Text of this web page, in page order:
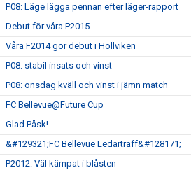
P08: Läge lägga pennan efter läger-rapport
Debut för våra P2015
Våra F2014 gör debut i Höllviken
P08: stabil insats och vinst
P08: onsdag kväll och vinst i jämn match
FC Bellevue@Future Cup
Glad Påsk!
&#129321;FC Bellevue Ledarträff&#128171;
P2012: Väl kämpat i blåsten